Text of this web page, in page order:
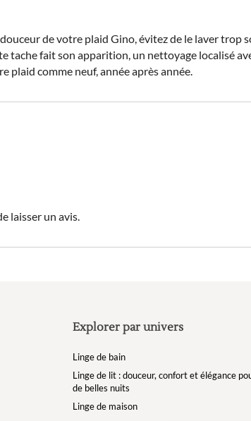
de votre plaid Gino, évitez de le laver trop
fait son apparition, un nettoyage localisé
plaid comme neuf, année après année.
laisser un avis.
Explorer par univers
Linge de bain
Linge de lit : douceur, confort et élégance
de belles nuits
Linge de maison